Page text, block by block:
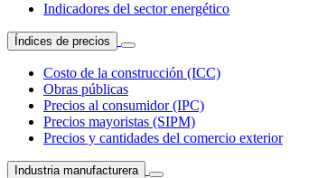
Indicadores del sector energético
Índices de precios
Costo de la construcción (ICC)
Obras públicas
Precios al consumidor (IPC)
Precios mayoristas (SIPM)
Precios y cantidades del comercio exterior
Industria manufacturera